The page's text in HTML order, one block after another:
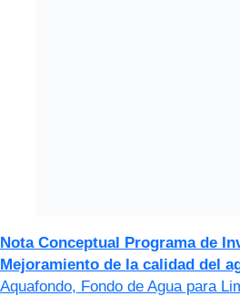
Nota Conceptual Programa de
Mejoramiento de la calidad del
Aquafondo, Fondo de Agua para